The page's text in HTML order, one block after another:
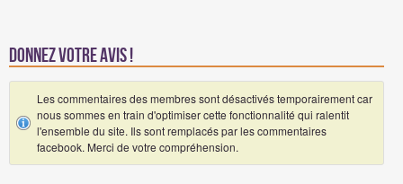
Donnez votre avis !
Les commentaires des membres sont désactivés temporairement car
nous sommes en train d'optimiser cette fonctionnalité qui ralentit
l'ensemble du site. Ils sont remplacés par les commentaires
facebook. Merci de votre compréhension.